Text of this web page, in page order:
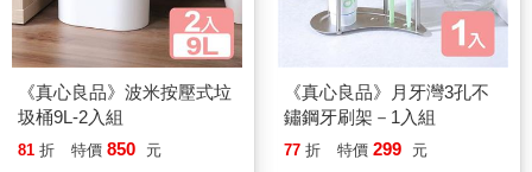
《真心良品》波米按壓式垃
圾桶9L-2入組
81 折 特價 850 元
《真心良品》月牙灣3孔不
鏽鋼牙刷架－1入組
77 折 特價 299 元